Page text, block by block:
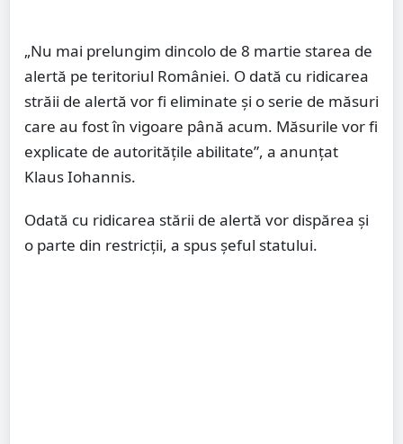
„Nu mai prelungim dincolo de 8 martie starea de
alertă pe teritoriul României. O dată cu ridicarea
străii de alertă vor fi eliminate și o serie de măsuri
care au fost în vigoare până acum. Măsurile vor fi
explicate de autoritățile abilitate”, a anunțat
Klaus Iohannis.
Odată cu ridicarea stării de alertă vor dispărea și
o parte din restricții, a spus șeful statului.